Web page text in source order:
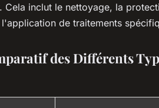
Cela inclut le nettoyage, la
de traitements
des Différents